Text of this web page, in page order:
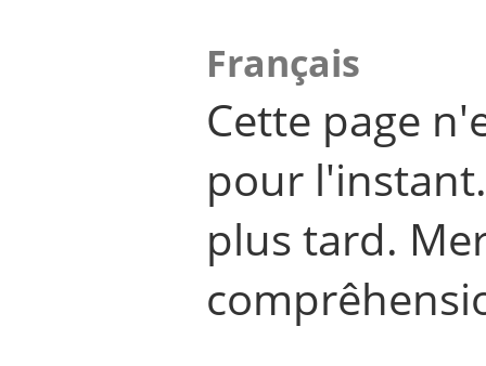
Français
Cette page
pour
plus tard.